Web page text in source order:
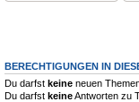
BERECHTIGUNGEN IN
Du darfst keine neuen
Du darfst keineAntworten zu